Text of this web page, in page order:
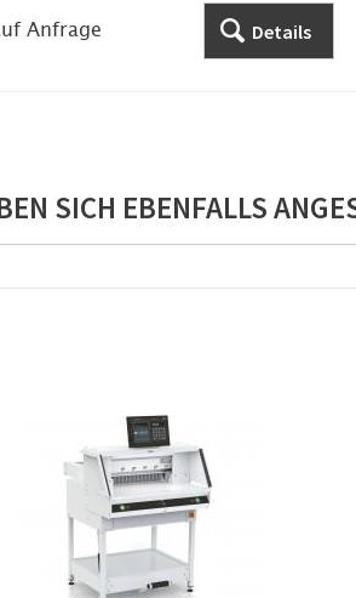
Anfrage Details
SICH EBENFALLS